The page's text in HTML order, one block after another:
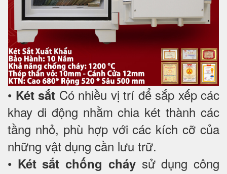
• Két sắt Có nhiều vị trí để sắp xếp các
khay di động nhằm chia két thành các
tầng nhỏ, phù hợp với các kích cỡ của
những vật dụng cần lưu trữ.
• Két sắt chống cháysử dụng công